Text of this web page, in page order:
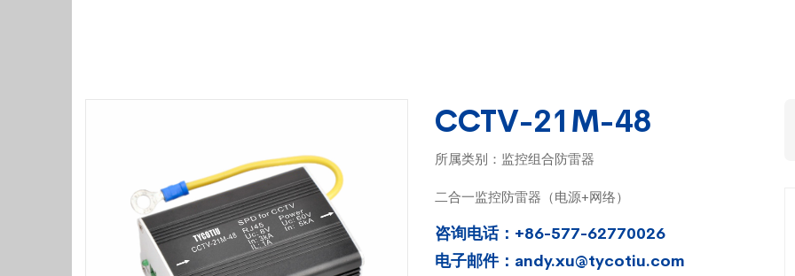
CCTV-21M-48
所属类别：监控组合防雷器
二合一监控防雷器（电源+网络）
咨询电话：+86-577-62770026
电子邮件：andy.xu@tycotiu.com